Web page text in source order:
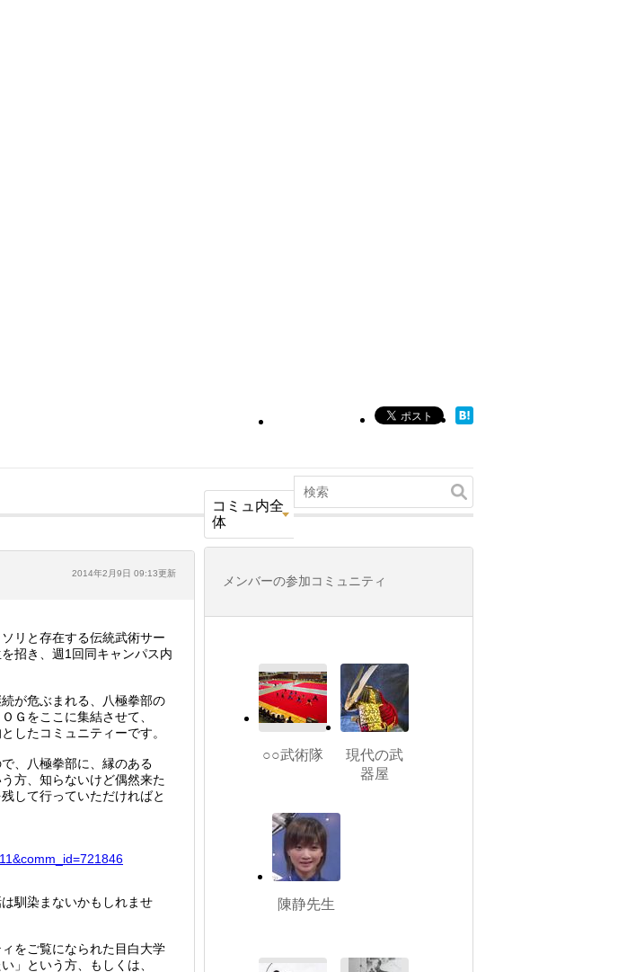
コミュ内全
体
2014年2月9日 09:13更新
リと存在する伝統武術サー
招き、週1回同キャンパス内
が危ぶまれる、八極拳部の
Ｇをここに集結させて、
したコミュニティーです。
、八極拳部に、縁のある
方、知らないけど偶然来た
して行っていただければと
11&comm _id=721846
馴染まないかもしれませ
をご覧になられた目白大学
」という方、もしくは、
メンバーの参加コミュニティ
○○武術隊
現代の武
器屋
陳静先生